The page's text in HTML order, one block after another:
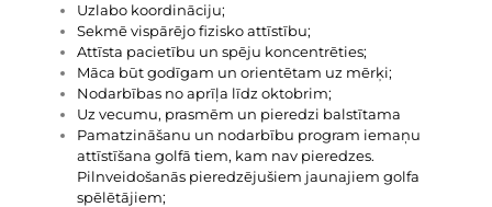
Uzlabo koordināciju;
Sekmē vispārējo fizisko attīstību;
Attīsta pacietību un spēju koncentrēties;
Māca būt godīgam un orientētam uz mērķi;
Nodarbības no aprīļa līdz oktobrim;
Uz vecumu, prasmēm un pieredzi balstītama
Pamatzināšanu un nodarbību program iemaņu
attīstīšana golfā tiem, kam nav pieredzes.
Pilnveidošanās pieredzējušiem jaunajiem golfa
spēlētājiem;